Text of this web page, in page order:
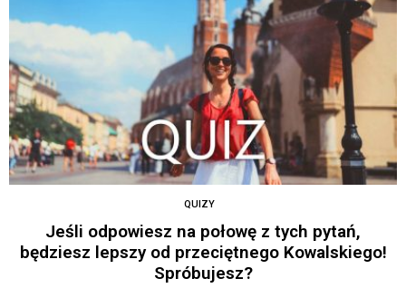
QUIZY
Jeśli odpowiesz na połowę z tych pytań,
będziesz lepszy od przeciętnego Kowalskiego!
Spróbujesz?